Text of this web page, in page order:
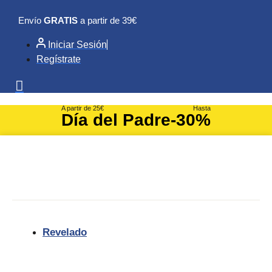
contenido
Envío GRATIS a partir de 39€
Iniciar Sesión
Regístrate
A partir de 25€
Día del Padre
Hasta
-30%
Revelado